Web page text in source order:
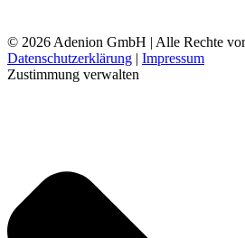
© 2026 Adenion GmbH | Alle Rechte
Datenschutzerklärung | Impressum
Zustimmung verwalten